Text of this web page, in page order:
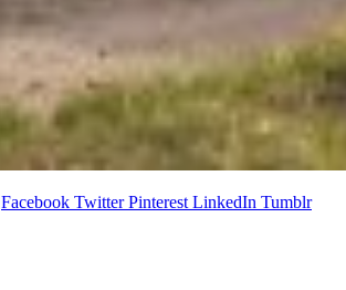
Facebook Twitter Pinterest LinkedIn Tumblr